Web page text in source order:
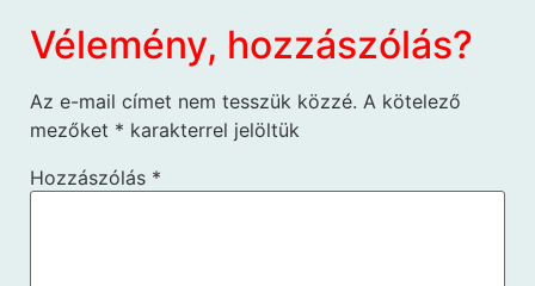
Vélemény, hozzászólás?
Az e-mail címet nem tesszük közzé. A kötelező
mezőket * karakterrel jelöltük
Hozzászólás *